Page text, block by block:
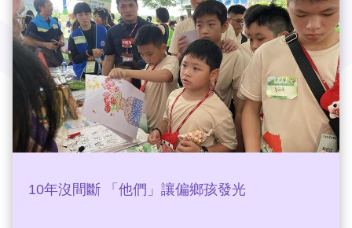
10年沒間斷 「他們」讓偏鄉孩發光